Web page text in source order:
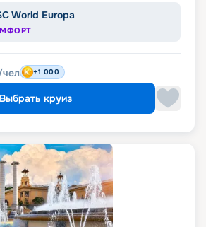
World Europa
+1 000
Выбрать круиз